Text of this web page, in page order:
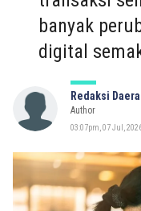
banyak
digital
Redaksi
Author
03:07pm, 07 Jul,